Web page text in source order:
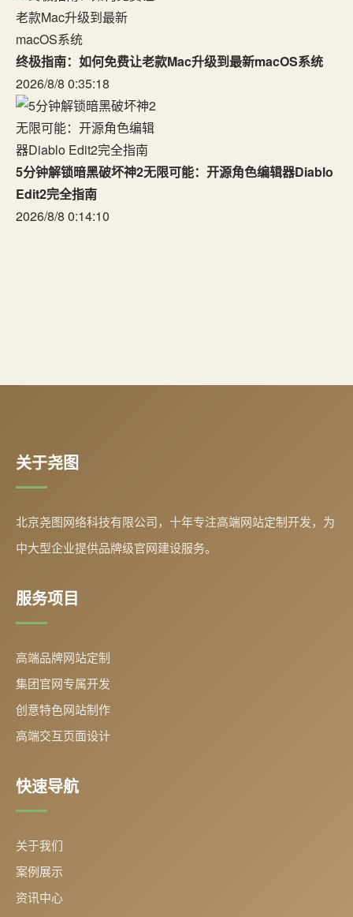
终极指南：如何免费让老款Mac升级到最新macOS系统
2026/8/8 0:35:18
5分钟解锁暗黑破坏神2无限可能：开源角色编辑器Diablo
Edit2完全指南
2026/8/8 0:14:10
关于尧图
北京尧图网络科技有限公司，十年专注高端网站定制开发，为
中大型企业提供品牌级官网建设服务。
服务项目
高端品牌网站定制
集团官网专属开发
创意特色网站制作
高端交互页面设计
快速导航
关于我们
案例展示
资讯中心